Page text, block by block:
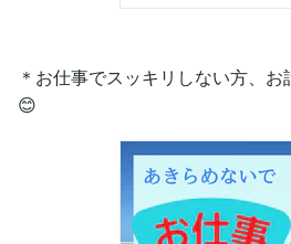
＊お仕事でスッキリしない方、
😊